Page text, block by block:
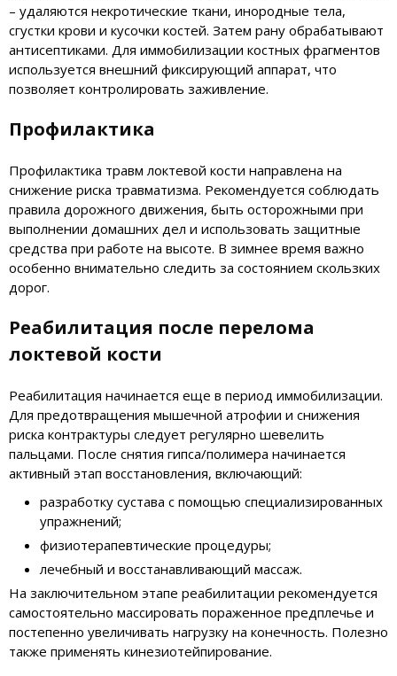
– удаляются некротические ткани, инородные тела,
сгустки крови и кусочки костей. Затем рану обрабатывают
антисептиками. Для иммобилизации костных фрагментов
используется внешний фиксирующий аппарат, что
позволяет контролировать заживление.
Профилактика
Профилактика травм локтевой кости направлена на
снижение риска травматизма. Рекомендуется соблюдать
правила дорожного движения, быть осторожными при
выполнении домашних дел и использовать защитные
средства при работе на высоте. В зимнее время важно
особенно внимательно следить за состоянием скользких
дорог.
Реабилитация после перелома
локтевой кости
Реабилитация начинается еще в период иммобилизации.
Для предотвращения мышечной атрофии и снижения
риска контрактуры следует регулярно шевелить
пальцами. После снятия гипса/полимера начинается
активный этап восстановления, включающий:
разработку сустава с помощью специализированных
упражнений;
физиотерапевтические процедуры;
лечебный и восстанавливающий массаж.
На заключительном этапе реабилитации рекомендуется
самостоятельно массировать пораженное предплечье и
постепенно увеличивать нагрузку на конечность. Полезно
также применять кинезиотейпирование.